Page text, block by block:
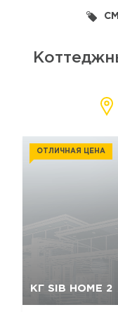
КГ SIB HOME 2
ОТЛИЧНАЯ ЦЕНА